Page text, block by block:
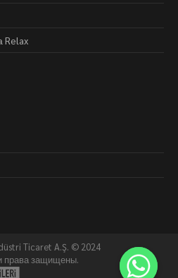
Relax
Ticaret A.Ş. © 2024
права защищены.